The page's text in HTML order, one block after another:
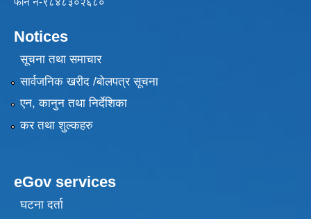
Notices
सूचना तथा समाचार
सार्वजनिक खरीद /बोलपत्र सूचना
एन, कानुन तथा निर्देशिका
कर तथा शुल्कहरु
eGov services
घटना दर्ता